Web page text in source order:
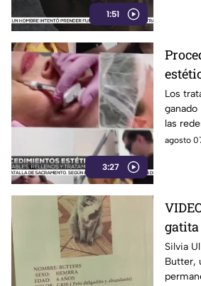
1:51
3:27
de
láser
Los
ganado
las
agosto
gatita
Silvia
Butter,